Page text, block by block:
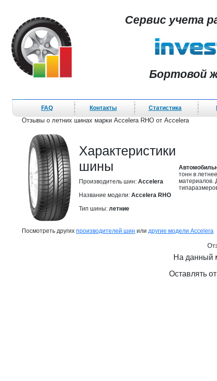
Сервис учета
Бортовой
FAQ Контакты Статистика
Отзывы о летних шинах марки Accelera RHO от Accelera
Характеристики
шины
Производитель шин: Accelera
Название модели: Accelera RHO
Тип шины: летние
тонн в
материалов.
Посмотреть других производителей шин или другие модели Accelera
На данный
Оставлять